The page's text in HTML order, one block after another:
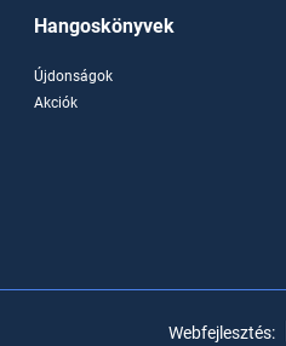
Hangoskönyvek
Újdonságok
Akciók
Webfejlesztés: